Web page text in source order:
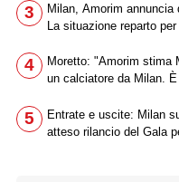
3
Milan, Amorim
La situazione reparto
4
Moretto: "Amorim stima
un calciatore da Milan.
5
Entrate e uscite: Milan
atteso rilancio del Gala